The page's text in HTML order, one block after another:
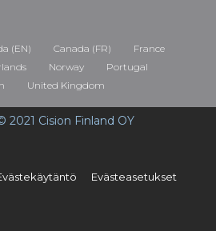
(EN) Canada (FR)
France
Norway
Portugal
United Kingdom
2021 Cision Finland OY
Evästeasetukset